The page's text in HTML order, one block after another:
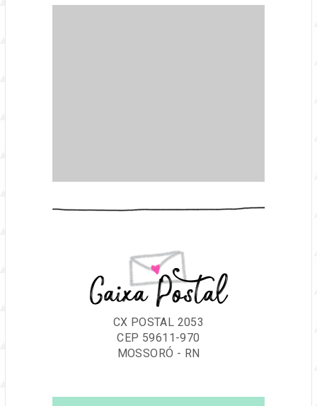
Caixa Postal
CX POSTAL 2053
CEP 59611-970
MOSSORÓ - RN